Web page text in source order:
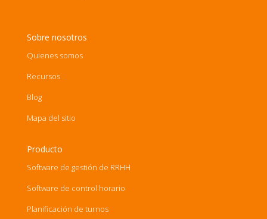
Sobre nosotros
Quienes somos
Recursos
Blog
Mapa del sitio
Producto
Software de gestión de RRHH
Software de control horario
Planificación de turnos